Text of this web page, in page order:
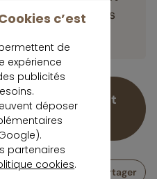
face aux défis
financier fait
!
Partager
c’est
de
expérience
publicités
déposer
partenaires
cookies.